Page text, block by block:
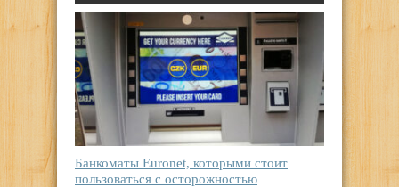
Банкоматы Euronet, которыми стоит
пользоваться с осторожностью